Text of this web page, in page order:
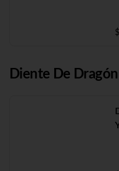
Diente De Dragón